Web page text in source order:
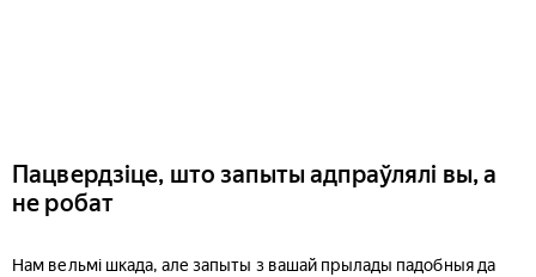
Пацвердзіце, што запыты адпраўлялі вы, а
не робат
Нам вельмі шкада, але запыты з вашай прылады падобныя да